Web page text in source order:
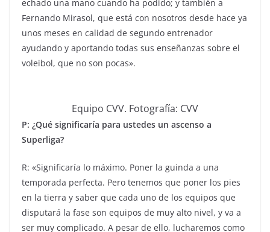
echado una mano cuando ha podido; y también a
Fernando Mirasol, que está con nosotros desde hace ya
unos meses en calidad de segundo entrenador
ayudando y aportando todas sus enseñanzas sobre el
voleibol, que no son pocas».
Equipo CVV. Fotografía: CVV
P: ¿Qué significaría para ustedes un ascenso a
Superliga?
R: «Significaría lo máximo. Poner la guinda a una
temporada perfecta. Pero tenemos que poner los pies
en la tierra y saber que cada uno de los equipos que
disputará la fase son equipos de muy alto nivel, y va a
ser muy complicado. A pesar de ello, lucharemos como